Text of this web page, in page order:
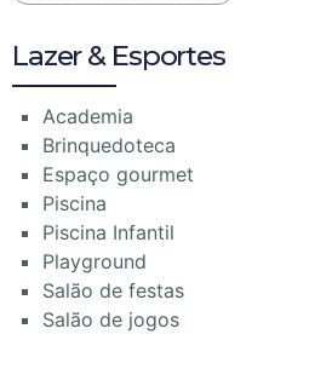
Lazer & Esportes
Academia
Brinquedoteca
Espaço gourmet
Piscina
Piscina Infantil
Playground
Salão de festas
Salão de jogos